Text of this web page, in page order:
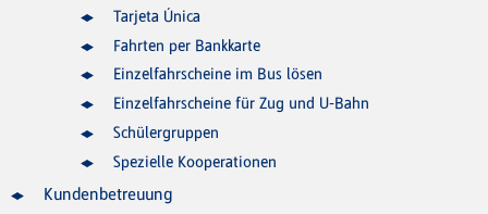
Tarjeta Única
Fahrten per Bankkarte
Einzelfahrscheine im Bus lösen
Einzelfahrscheine für Zug und U-Bahn
Schülergruppen
Spezielle Kooperationen
Kundenbetreuung